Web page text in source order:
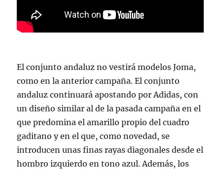
El conjunto andaluz no vestirá modelos Joma,
como en la anterior campaña. El conjunto
andaluz continuará apostando por Adidas, con
un diseño similar al de la pasada campaña en el
que predomina el amarillo propio del cuadro
gaditano y en el que, como novedad, se
introducen unas finas rayas diagonales desde el
hombro izquierdo en tono azul. Además, los